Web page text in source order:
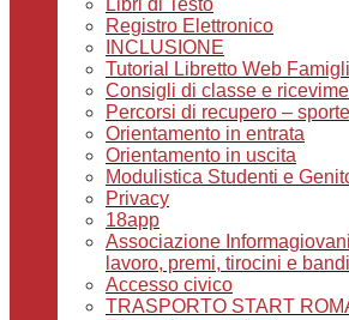
Libri di Testo
Registro Elettronico
INCLUSIONE
Tutorial Libretto Web
Consigli di classe e
Percorsi di recupero –
Orientamento in entrata
Orientamento in uscita
Modulistica Studenti e
Privacy
18app
Associazione
lavoro, premi, tirocini e
Accesso civico
TRASPORTO START